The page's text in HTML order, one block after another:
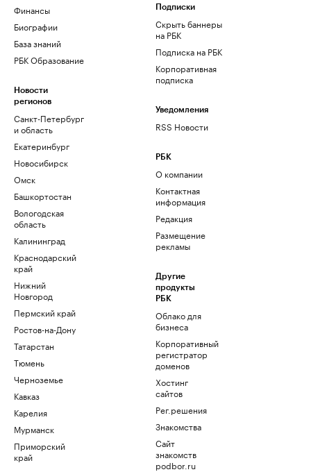
Финансы
Биографии
База знаний
РБК Образование
Новости
регионов
Санкт-Петербург
и область
Екатеринбург
Новосибирск
Омск
Башкортостан
Вологодская
область
Калининград
Краснодарский
край
Нижний
Новгород
Пермский край
Ростов-на-Дону
Татарстан
Тюмень
Черноземье
Кавказ
Карелия
Мурманск
Приморский
край
Подписки
Скрыть баннеры
на РБК
Подписка на РБК
Корпоративная
подписка
Уведомления
RSS Новости
РБК
О компании
Контактная
информация
Редакция
Размещение
рекламы
Другие
продукты
РБК
Облако для
бизнеса
Корпоративный
регистратор
доменов
Хостинг
сайтов
Рег.решения
Знакомства
Сайт
знакомств
podbor.ru